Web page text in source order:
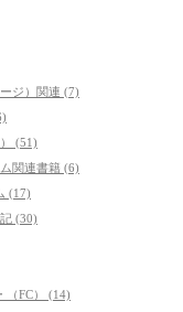
ジ）関連 (7)
(51)
関連書籍 (6)
(17)
(30)
（FC） (14)